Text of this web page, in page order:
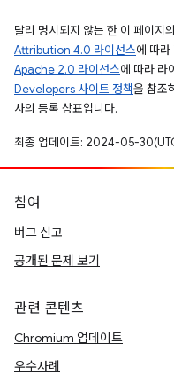
달리 명시되지 않는 한 이 페이지
Attribution 4.0 라이선스에 따
Apache 2.0 라이선스에 따라 라
Developers 사이트 정책을 참조
사의 등록 상표입니다.
최종 업데이트: 2024-05-
참여
버그 신고
공개된 문제 보기
관련 콘텐츠
Chromium 업데이트
우수사례